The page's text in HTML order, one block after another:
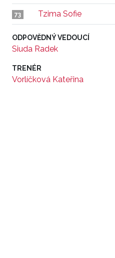
73 Tzima Sofie
ODPOVĚDNÝ VEDOUCÍ
Siuda Radek
TRENÉR
Vorlíčková Kateřina